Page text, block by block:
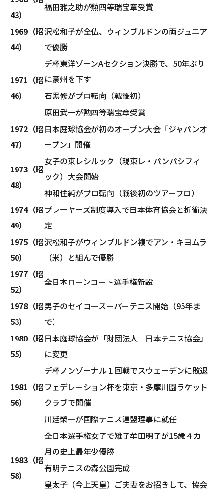
43）
福田雅之助が勲四等瑞宝章受賞
1969（昭
44）
沢松和子が全仏、ウィンブルドンの両ジュニア
で優勝
1971（昭
46）
デ杯東洋ゾーンAセクション決勝で、50年ぶり
に豪州を下す
石黒修がプロ転向（戦後初）
原田武一が勲四等瑞宝章受賞
1972（昭
47）
日本庭球協会が初のオープン大会「ジャパンオ
ープン」開催
1973（昭
48）
女子の東レシルック（現東レ・パンパシフィ
ック）大会開始
神和住純がプロ転向（戦後初のツアープロ）
1974（昭
49）
プレーヤーズ制度導入で日本体育協会と折衝決
定
1975（昭
50）
沢松和子がウィンブルドン複でアン・キヨムラ
（米）と組んで優勝
1977（昭
52）
全日本ローンコート選手権新設
1978（昭
53）
男子のセイコースーパーテニス開始（95年ま
で）
1980（昭
55）
日本庭球協会が「財団法人 日本テニス協会」
に変更
1981（昭
56）
デ杯ノンゾーナル１回戦でスウェーデンに敗退
フェデレーション杯を東京・多摩川園ラケット
クラブで開催
川廷榮一が国際テニス連盟理事に就任
1983（昭
58）
全日本選手権女子で雉子牟田明子が15歳４カ
月の史上最年少優勝
有明テニスの森公園完成
皇太子（今上天皇）ご夫妻をお招きして、協会